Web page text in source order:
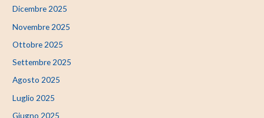
Dicembre 2025
Novembre 2025
Ottobre 2025
Settembre 2025
Agosto 2025
Luglio 2025
Giugno 2025